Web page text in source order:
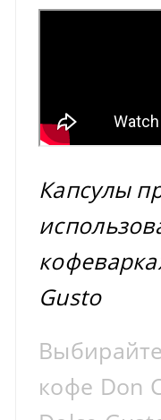
Капсулы
Gusto
кофе Don